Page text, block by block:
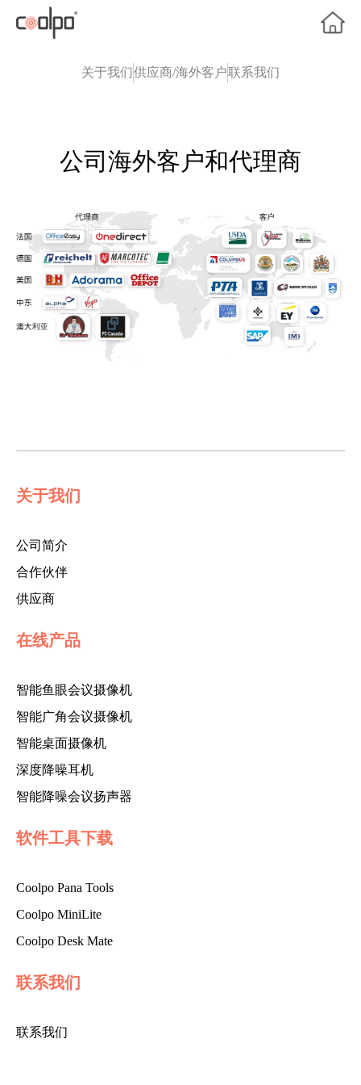
关于我们供应商/海外客户联系我们
公司海外客户和代理商
关于我们
公司简介
合作伙伴
供应商
在线产品
智能鱼眼会议摄像机
智能广角会议摄像机
智能桌面摄像机
深度降噪耳机
智能降噪会议扬声器
软件工具下载
Coolpo Pana Tools
Coolpo MiniLite
Coolpo Desk Mate
联系我们
联系我们